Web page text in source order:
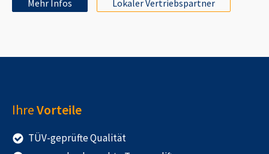
Mehr Infos Lokaler Vertriebspartner
IhreVorteile
TÜV-geprüfte Qualität